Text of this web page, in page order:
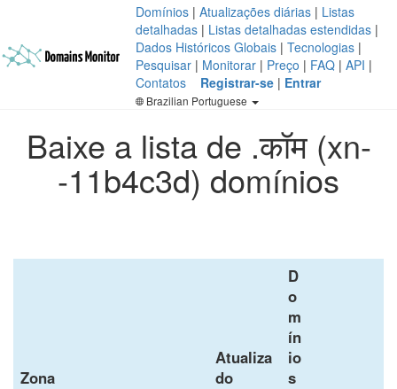
Domínios | Atualizações diárias | Listas
detalhadas | Listas detalhadas estendidas |
Dados Históricos Globais | Tecnologias |
Pesquisar | Monitorar | Preço | FAQ | API |
Contatos
Registrar-se | Entrar
Brazilian Portuguese
Baixe a lista de .कॉम (xn-
-11b4c3d) domínios
Zona
Atualiza
do
D
o
m
ín
io
s